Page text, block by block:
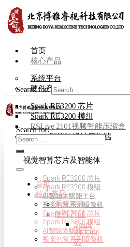
首页
核心产品
系统平台
硬件产品
Spark RE3200 芯片
Spark RE3200 模组
RSLive 2101视频智能压缩盒
AVS3智能边缘计算终端
视觉智算芯片及智能体
Spark RE3200 芯片
Spark RE3200 模组
AI智能体赋能平台
视觉智算系列摄像机
Spark RE3200 芯片
Spark RE3200 模组
AI智能体赋能平台
视觉智算系列摄像机
Search for:
Search for:
首页
核心产品
系统平台
硬件产品
Spark
RE3200
芯